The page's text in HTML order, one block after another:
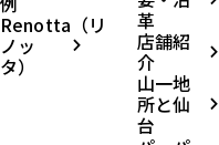
Renotta（リ
ノッ
タ）
arrow_forward_ios
革
店舗紹
介 arrow_forward_ios
山一地
所と仙
台
arrow_forward_ios